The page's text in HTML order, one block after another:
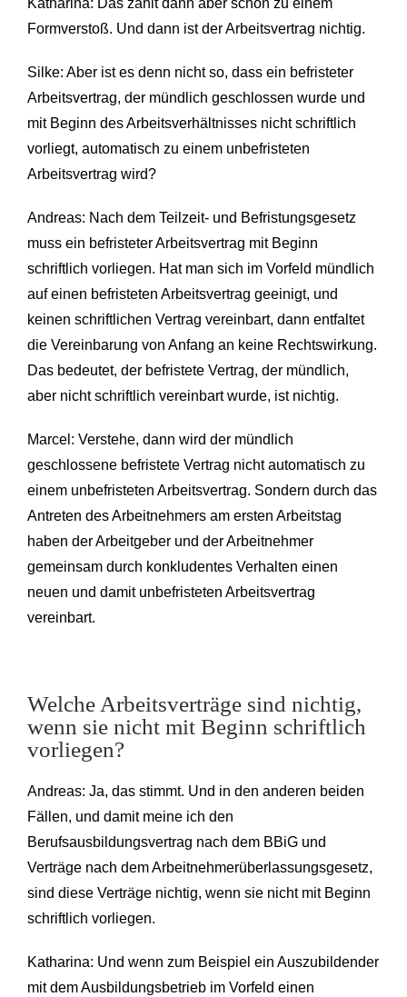
Katharina: Das zählt dann aber schon zu einem
Formverstoß. Und dann ist der Arbeitsvertrag nichtig.
Silke: Aber ist es denn nicht so, dass ein befristeter
Arbeitsvertrag, der mündlich geschlossen wurde und
mit Beginn des Arbeitsverhältnisses nicht schriftlich
vorliegt, automatisch zu einem unbefristeten
Arbeitsvertrag wird?
Andreas: Nach dem Teilzeit- und Befristungsgesetz
muss ein befristeter Arbeitsvertrag mit Beginn
schriftlich vorliegen. Hat man sich im Vorfeld mündlich
auf einen befristeten Arbeitsvertrag geeinigt, und
keinen schriftlichen Vertrag vereinbart, dann entfaltet
die Vereinbarung von Anfang an keine Rechtswirkung.
Das bedeutet, der befristete Vertrag, der mündlich,
aber nicht schriftlich vereinbart wurde, ist nichtig.
Marcel: Verstehe, dann wird der mündlich
geschlossene befristete Vertrag nicht automatisch zu
einem unbefristeten Arbeitsvertrag. Sondern durch das
Antreten des Arbeitnehmers am ersten Arbeitstag
haben der Arbeitgeber und der Arbeitnehmer
gemeinsam durch konkludentes Verhalten einen
neuen und damit unbefristeten Arbeitsvertrag
vereinbart.
Welche Arbeitsverträge sind nichtig,
wenn sie nicht mit Beginn schriftlich
vorliegen?
Andreas: Ja, das stimmt. Und in den anderen beiden
Fällen, und damit meine ich den
Berufsausbildungsvertrag nach dem BBiG und
Verträge nach dem Arbeitnehmerüberlassungsgesetz,
sind diese Verträge nichtig, wenn sie nicht mit Beginn
schriftlich vorliegen.
Katharina: Und wenn zum Beispiel ein Auszubildender
mit dem Ausbildungsbetrieb im Vorfeld einen